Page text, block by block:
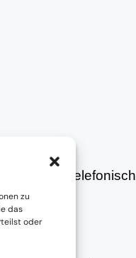
zu
das
oder
telefonisch